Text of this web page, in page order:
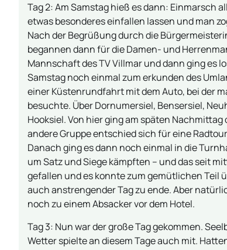
Tag 2: Am Samstag hieß es dann: Einmarsch
etwas besonderes einfallen lassen und man
Nach der Begrüßung durch die
begannen dann für die Damen- und
Mannschaft des TV Villmar und dann ging es
Samstag noch einmal zum erkunden des
einer Küstenrundfahrt mit dem Auto, bei der
besuchte. Über Dornumersiel, Bensersiel,
Hooksiel. Von hier ging am späten
andere Gruppe entschied sich für eine
Danach ging es dann noch einmal in die
um Satz und Siege kämpften – und das seit
gefallen und es konnte zum gemütlichen Teil
auch anstrengender Tag zu ende. Aber
noch zu einem Absacker vor dem Hotel.
Tag 3: Nun war der große Tag gekommen.
Wetter spielte an diesem Tage auch mit.